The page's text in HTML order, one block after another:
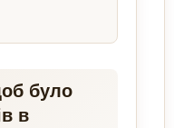
було
в